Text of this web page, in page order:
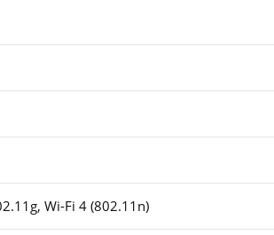
Wi-Fi 4 (802.11n)